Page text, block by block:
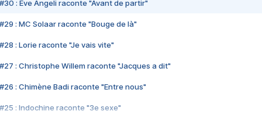
#30 : Eve Angeli raconte "Avant de partir"
#29 : MC Solaar raconte "Bouge de là"
#28 : Lorie raconte "Je vais vite"
#27 : Christophe Willem raconte "Jacques a dit"
#26 : Chimène Badi raconte "Entre nous"
#25 : Indochine raconte "3e sexe"